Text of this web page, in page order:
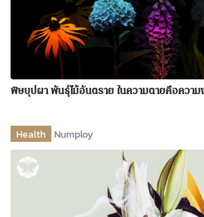
พิษบุปผา พันธุ์ไม้อันตราย ในความตายคือความ
Health Numploy